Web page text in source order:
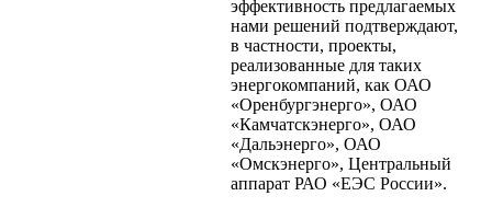
эффективность предлагаемых
нами решений подтверждают,
в частности, проекты,
реализованные для таких
энергокомпаний, как ОАО
«Оренбургэнерго», ОАО
«Камчатскэнерго», ОАО
«Дальэнерго», ОАО
«Омскэнерго», Центральный
аппарат РАО «ЕЭС России».